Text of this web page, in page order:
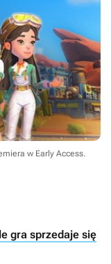
w Early Access.
gra sprzedaje się